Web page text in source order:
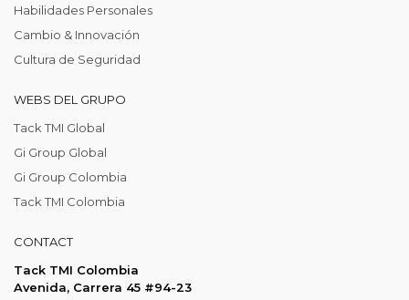
Habilidades Personales
Cambio & Innovación
Cultura de Seguridad
WEBS DEL GRUPO
Tack TMI Global
Gi Group Global
Gi Group Colombia
Tack TMI Colombia
CONTACT
Tack TMI Colombia
Avenida, Carrera 45 #94-23